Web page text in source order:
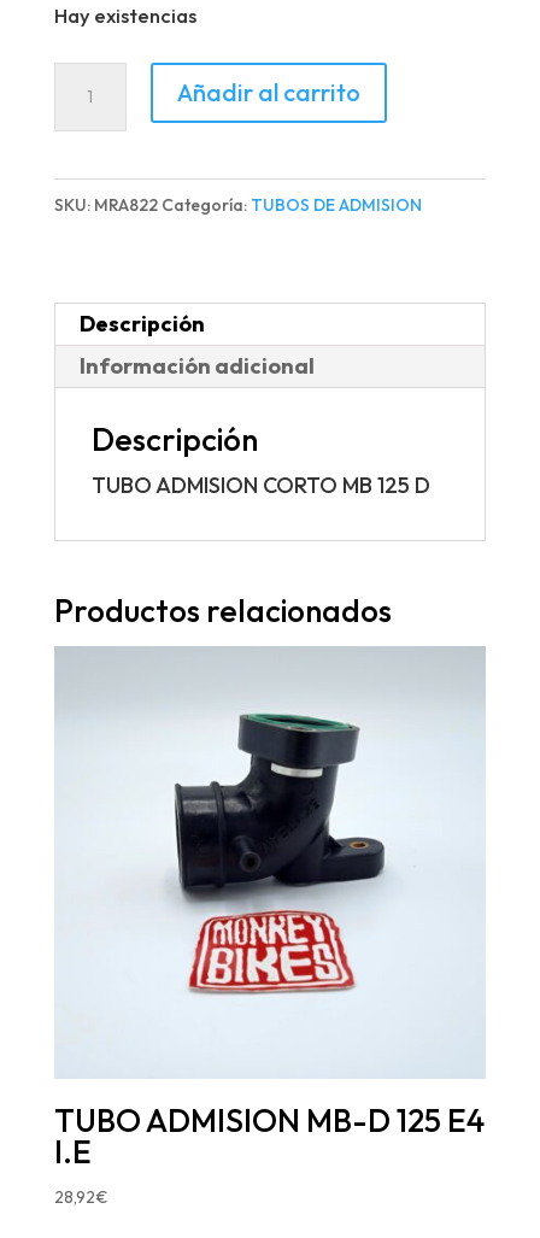
Hay existencias
ADMISION
MB
cantidad
Añadir al carrito
SKU: MRA822 Categoría: TUBOS DE ADMISION
Descripción
Información adicional
Descripción
TUBO ADMISION CORTO MB 125 D
Productos relacionados
TUBO ADMISION MB-D 125 E4
I.E
28,92€